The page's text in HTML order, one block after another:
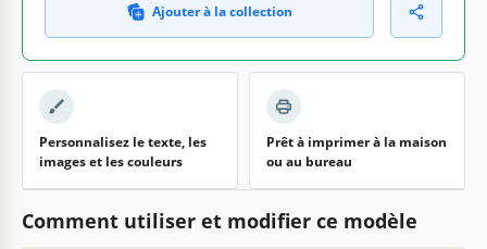
Ajouter à la collection
Personnalisez le texte, les
images et les couleurs
Prêt à imprimer à la maison
ou au bureau
Comment utiliser et modifier ce modèle